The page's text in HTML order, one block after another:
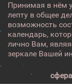
Принимая в нём
лепту в общее
возможность
календарь,
лично Вам,
зеркале Вашей